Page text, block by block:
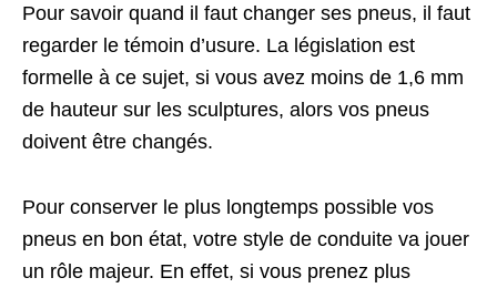
Pour savoir quand il faut changer ses pneus, il faut
regarder le témoin d’usure. La législation est
formelle à ce sujet, si vous avez moins de 1,6 mm
de hauteur sur les sculptures, alors vos pneus
doivent être changés.
Pour conserver le plus longtemps possible vos
pneus en bon état, votre style de conduite va jouer
un rôle majeur. En effet, si vous prenez plus